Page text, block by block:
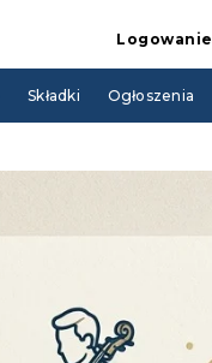
Logowanie
Składki Ogłoszenia